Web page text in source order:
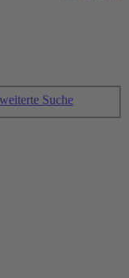
Suche